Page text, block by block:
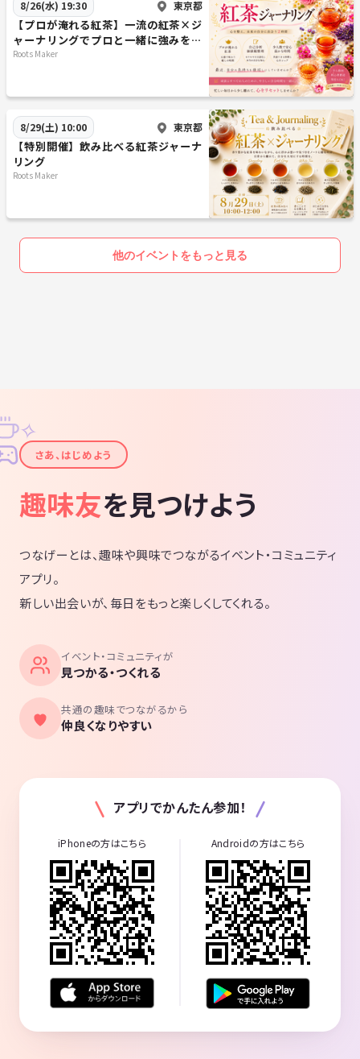
8/26(水) 19:30 東京都
【プロが淹れる紅茶】一流の紅茶×ジ
ャーナリングでプロと一緒に強みを発
掘
Roots Maker
8/29(土) 10:00 東京都
【特別開催】飲み比べる紅茶ジャーナ
リング
Roots Maker
他のイベントをもっと見る
✦
✧
さあ、はじめよう
趣味友を見つけよう
つなげーとは、趣味や興味でつながるイベント・コミュニティ
アプリ。
新しい出会いが、毎日をもっと楽しくしてくれる。
イベント・コミュニティが
見つかる・つくれる
共通の趣味でつながるから
仲良くなりやすい
アプリでかんたん参加！
iPhoneの方はこちら Androidの方はこちら